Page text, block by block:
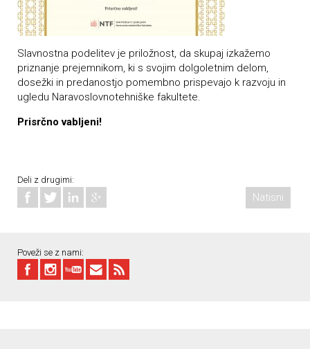
Slavnostna podelitev je priložnost, da skupaj izkažemo
priznanje prejemnikom, ki s svojim dolgoletnim delom,
dosežki in predanostjo pomembno prispevajo k razvoju in
ugledu Naravoslovnotehniške fakultete.
Prisrčno vabljeni!
Deli z drugimi:
Natisni
Poveži se z nami: